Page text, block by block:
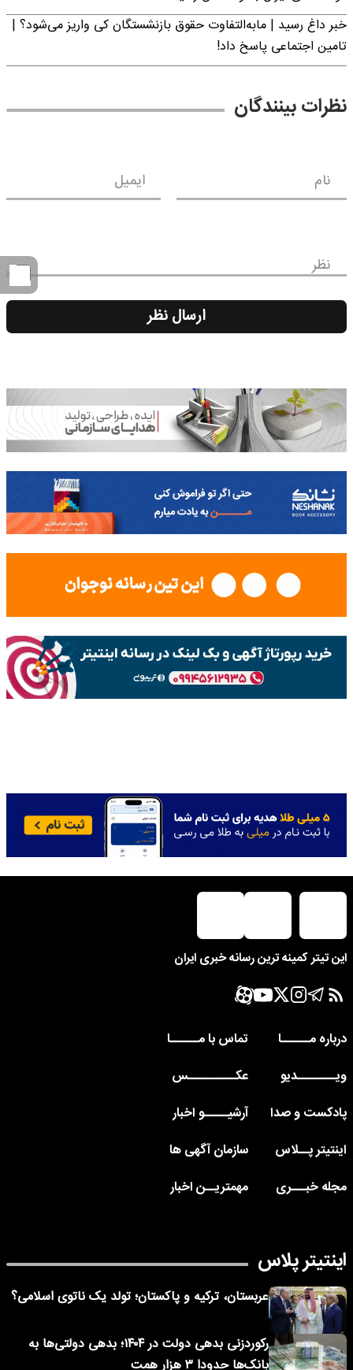
خبر داغ رسید | مابه‌التفاوت حقوق بازنشستگان کی واریز می‌شود؟ |
تامین اجتماعی پاسخ داد!
نظرات بینندگان
نام ایمیل
نظر
ارسال نظر
این تیتر کمینه ترین رسانه خبری ایران
درباره مــــــا
تماس با مــــــا
ویــــــــدیو
عکــــــــــس
پادکست و صدا
آرشیـــــو اخبار
اینتیتر پــلاس
سازمان آگهی ها
مجله خبـــری
مهمتریــن اخبار
اینتیتر پلاس
عربستان، ترکیه و پاکستان؛ تولد یک ناتوی اسلامی؟
رکوردزنی بدهی دولت در ۱۴۰۴؛ بدهی دولتی‌ها به
بانک‌ها حدودا ۳ هزار همت